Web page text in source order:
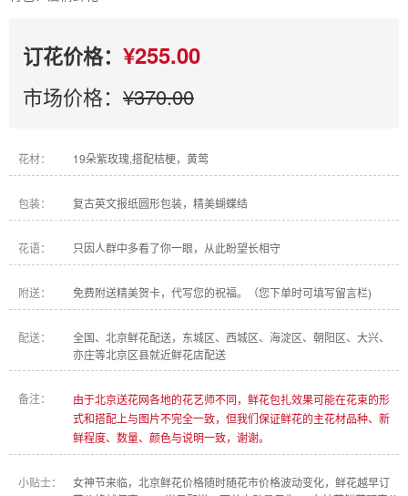
订花价格： ¥255.00
市场价格： ¥370.00
花材： 19朵紫玫瑰,搭配桔梗，黄莺
包装： 复古英文报纸圆形包装，精美蝴蝶结
花语： 只因人群中多看了你一眼，从此盼望长相守
附送： 免费附送精美贺卡，代写您的祝福。（您下单时可填写留言栏)
配送：
全国、北京鲜花配送，东城区、西城区、海淀区、朝阳区、大兴、
亦庄等北京区县就近鲜花店配送
备注：
由于北京送花网各地的花艺师不同，鲜花包扎效果可能在花束的形
式和搭配上与图片不完全一致，但我们保证鲜花的主花材品种、新
鲜程度、数量、颜色与说明一致，谢谢。
小贴士：
女神节来临，北京鲜花价格随时随花市价格波动变化，鲜花越早订